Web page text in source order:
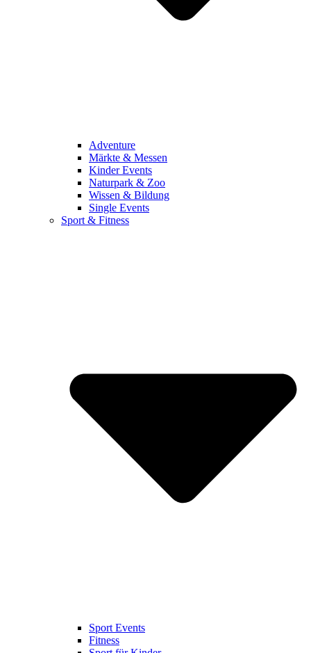
Adventure
Märkte & Messen
Kinder Events
Naturpark & Zoo
Wissen & Bildung
Single Events
Sport & Fitness
Sport Events
Fitness